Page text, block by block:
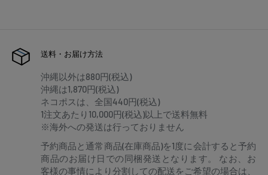
送料・お届け方法
沖縄以外は880円(税込)
沖縄は1,870円(税込)
ネコポスは、全国440円(税込)
1注文あたり10,000円(税込)以上で送料無料
※海外への発送は行っておりません
予約商品と通常商品(在庫商品)を1度に会計すると予約
商品のお届け日での同梱発送となります。 なお、お
客様の事情により分割しての配送をご希望の場合は、